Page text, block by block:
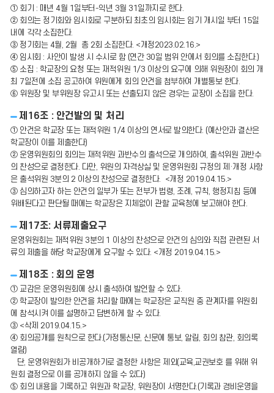
① 회기 : 매년 4월 1일부터-익년 3월 31일까지로 한다.
② 회의는 정기회와 임시회로 구분하되 최초의 임시회는 임기 개시일 부터 15일
내에 각각 소집한다.
③ 정기회는 4월, 2월 총 2회 소집한다. <개정2023.02.16.>
④ 임시회 : 사안이 발생 시 수시로 함 (연간 30일 범위 안에서 회의를 소집한다.)
⑤ 소집 : 학교장의 요청 또는 재적위원 1/3 이상의 요구에 의해 위원장이 회의 개
최 7일전에 소집 공고하여 위원에게 회의 안건을 첨부하여 개별통보 한다.
⑥ 위원장 및 부위원장 유고시 또는 선출되지 않은 경우는 교장이 소집을 한다.
제16조 : 안건발의 및 처리
① 안건은 학교장 또는 재적위원 1/4 이상의 연서로 발의한다. (예산안과 결산은
학교장이 이를 제출한다)
② 운영위원회의 회의는 재적위원 과반수의 출석으로 개의하여, 출석위원 과반수
의 찬성으로 결정한다. 다만, 위원의 자격상실 및 운영위원회 규정의 제·개정 사항
은 출석위원 3분의 2 이상의 찬성으로 결정한다. <개정 2019.04.15.>
③ 심의하고자 하는 안건의 일부가 또는 전부가 법령, 조례, 규칙, 행정지침 등에
위배된다고 판단될 때에는 학교장은 지체없이 관할 교육청에 보고해야 한다.
제17조: 서류제출요구
운영위원회는 재적위원 3분의 1 이상의 찬성으로 안건의 심의와 직접 관련된 서
류의 제출을 해당 학교장에게 요구할 수 있다. <개정 2019.04.15.>
제18조 : 회의 운영
① 교감은 운영위원회에 상시 출석하여 발언할 수 있다.
② 학교장이 발의한 안건을 처리할 때에는 학교장은 교직원 중 관계자를 위원회
에 참석시켜 이를 설명하고 답변하게 할 수 있다.
③ <삭제 2019.04.15.>
④ 회의공개를 원칙으로 한다.(가정통신문, 신문에 통보, 알림, 회의 참관, 회의록
열람)
단, 운영위원회가 비공개하기로 결정한 사항은 제외(교육,교권보호 를 위해 위
원회 결정으로 이를 공개하지 않을 수 있다)
⑤ 회의 내용을 기록하고 위원과 학교장, 위원장이 서명한다.(기록과 경비운영을